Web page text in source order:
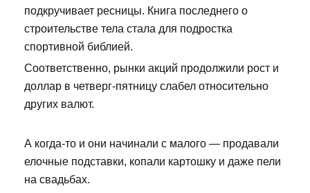
подкручивает ресницы. Книга последнего о
строительстве тела стала для подростка
спортивной библией.
Соответственно, рынки акций продолжили рост и
доллар в четверг-пятницу слабел относительно
других валют.
А когда-то и они начинали с малого — продавали
елочные подставки, копали картошку и даже пели
на свадьбах.